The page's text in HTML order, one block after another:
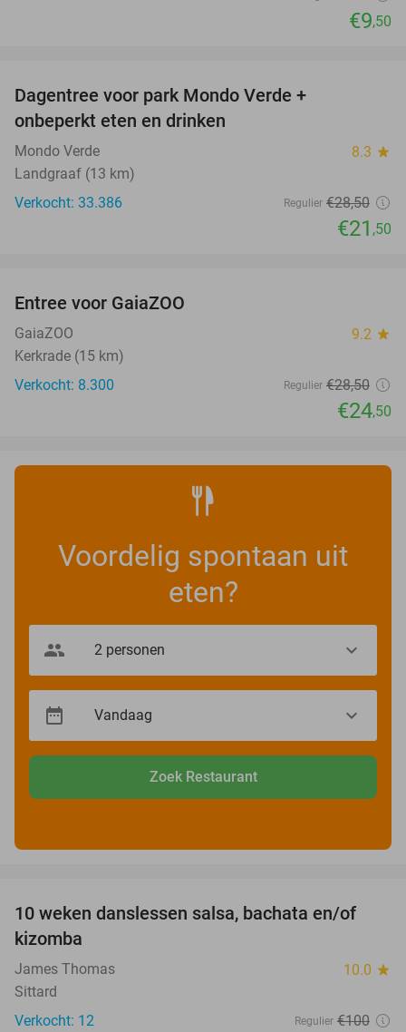
€9,50
Dagentree voor park Mondo Verde +
onbeperkt eten en drinken
Mondo Verde 8.3 star
Landgraaf (13 km)
Verkocht: 33.386
Regulier €28,50
€21 ,50
Entree voor GaiaZOO
GaiaZOO 9.2 star
Kerkrade (15 km)
Verkocht: 8.300
Regulier €28,50
€24,50
Voordelig spontaan uit
eten?
Zoek Restaurant
56%
10 weken danslessen salsa, bachata en/of
kizomba
James Thomas 10.0 star
Sittard
Verkocht: 12
Regulier €100